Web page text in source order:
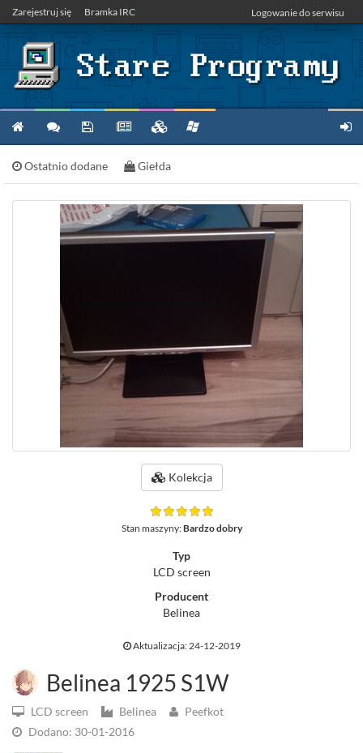
Zarejestruj się Bramka IRC Logowanie do serwisu
Ostatnio dodane Giełda
Kolekcja
Stan maszyny:Bardzo dobry
Typ
LCD screen
Producent
Belinea
Aktualizacja: 24-12-2019
Belinea 1925 S1W
LCD screen Belinea
Peefkot
Dodano: 30-01-2016